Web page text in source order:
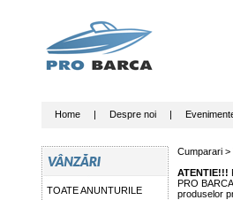
Home| Despre noi|
TOATE ANUNTURILE
Cumparari >
ATENTIE!!!
PRO
produselor